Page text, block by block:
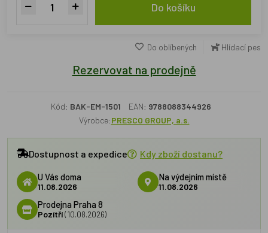
Do košíku
Do oblíbených Hlídací pes
Rezervovat na prodejně
Kód: BAK-EM-1501 EAN: 9788088344926
Výrobce:PRESCO GROUP, a.s.
Dostupnost a expedice Kdy zboží dostanu?
U Vás doma
11.08.2026
Na výdejním místě
11.08.2026
Prodejna Praha 8
Pozítří(10.08.2026)